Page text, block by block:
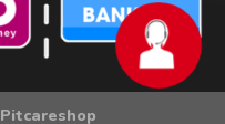
Pitcareshop